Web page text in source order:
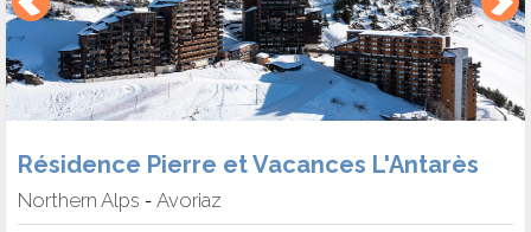
Résidence Pierre et Vacances L'Antarès
Northern Alps - Avoriaz